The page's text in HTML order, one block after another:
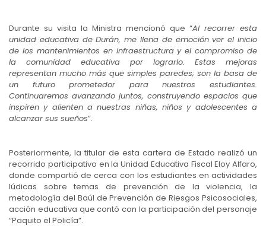
Durante su visita la Ministra mencionó que “Al recorrer esta
unidad educativa de Durán, me llena de emoción ver el inicio
de los mantenimientos en infraestructura y el compromiso de
la comunidad educativa por lograrlo. Estas mejoras
representan mucho más que simples paredes; son la basa de
un futuro prometedor para nuestros estudiantes.
Continuaremos avanzando juntos, construyendo espacios que
inspiren y alienten a nuestras niñas, niños y adolescentes a
alcanzar sus sueños”.
Posteriormente, la titular de esta cartera de Estado realizó un
recorrido participativo en la Unidad Educativa Fiscal Eloy Alfaro,
donde compartió de cerca con los estudiantes en actividades
lúdicas sobre temas de prevención de la violencia, la
metodología del Baúl de Prevención de Riesgos Psicosociales,
acción educativa que contó con la participación del personaje
“Paquito el Policía”.